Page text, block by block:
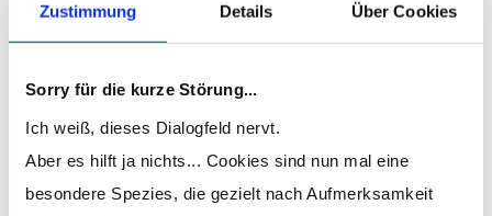
Zustimmung Details Über Cookies
Sorry für die kurze Störung...
Ich weiß, dieses Dialogfeld nervt.
Aber es hilft ja nichts... Cookies sind nun mal eine
besondere Spezies, die gezielt nach Aufmerksamkeit
Demnächst verfügbar!
Das Kopfkino entlarven
Wer stört denn hier?
Demnächst verfügbar!